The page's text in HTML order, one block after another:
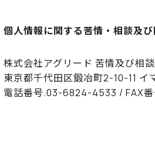
個人情報に関する苦情・相談及
株式会社アグリード 苦情及び相
東京都千代田区鍛冶町2-10-11 イ
電話番号.03-6824-4533 / FAX